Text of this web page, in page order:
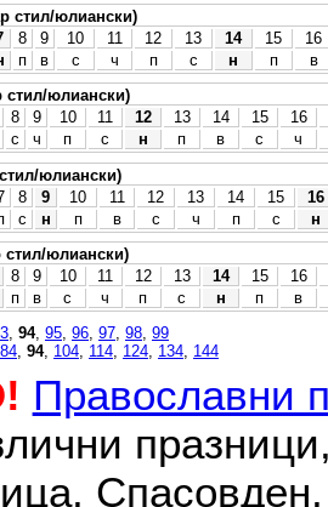
стил/юлиански)
8 9 10 11 12 13 14 15
16
п в с ч п с н п
в
стил/юлиански)
8 9 10 11 12 13 14 15
16
с ч п с н п в с
ч
юлиански)
8 9 10 11 12 13 14 15
16
с н п в с ч п с
н
стил/юлиански)
8 9 10 11 12 13 14 15
16
п в с ч п с н п
в
94, 95 96 97 98 99
84 94, 104 114 124 134 144
Православни
Спасовден,